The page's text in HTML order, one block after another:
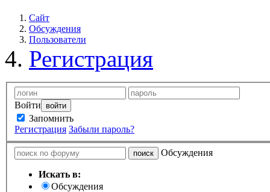
Сайт
Обсуждения
Пользователи
Регистрация
Войти
Запомнить
Регистрация Забыли пароль?
Обсуждения
Искать в:
Обсуждения